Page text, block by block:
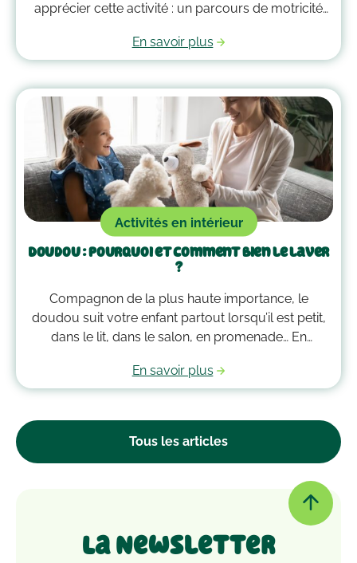
Tous les articles
apprécier cette activité : un parcours de motricité
qui vous guideront pour savoir comment faire un
parcours de motricité à la maison !
En savoir plus
Activités en intérieur
Doudou : pourquoi et comment bien le laver
?
Compagnon de la plus haute importance, le
doudou suit votre enfant partout lorsqu’il est petit,
dans le lit, dans le salon, en promenade… En
essentielle dans son cœur. Alors après avoir
accumulé une quantité de poussière, d’acariens et
passer à la machine. Mais comment laver un
En savoir plus
La Newsletter